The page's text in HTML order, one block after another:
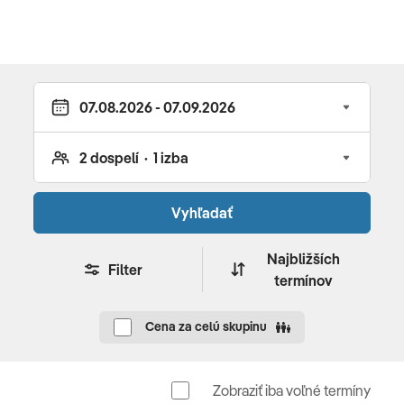
Poznámka
Vyhľadať
Filter
Najbližších
termínov
Cena za celú skupinu
Zobraziť iba voľné termíny